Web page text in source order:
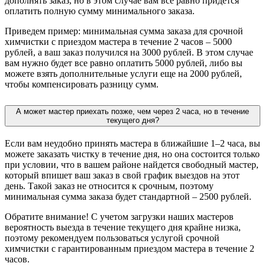
оплатить полную сумму минимального заказа.
Приведем пример: минимальная сумма заказа для срочной
химчистки с приездом мастера в течение 2 часов – 5000
рублей, а ваш заказ получился на 3000 рублей. В этом случае
вам нужно будет все равно оплатить 5000 рублей, либо вы
можете взять дополнительные услуги еще на 2000 рублей,
чтобы компенсировать разницу сумм.
А может мастер приехать позже, чем через 2 часа, но в течение
текущего дня?
Если вам неудобно принять мастера в ближайшие 1–2 часа, вы
можете заказать чистку в течение дня, но она состоится только
при условии, что в вашем районе найдется свободный мастер,
который впишет ваш заказ в свой график выездов на этот
день. Такой заказ не относится к срочным, поэтому
минимальная сумма заказа будет стандартной – 2500 рублей.
Обратите внимание! С учетом загрузки наших мастеров
вероятность выезда в течение текущего дня крайне низка,
поэтому рекомендуем пользоваться услугой срочной
химчистки с гарантированным приездом мастера в течение 2
часов.